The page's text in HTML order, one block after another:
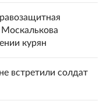
курян
встретили солдат